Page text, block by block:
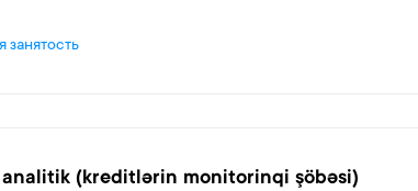
занятость
analitik (kreditlərin monitorinqi şöbəsi)